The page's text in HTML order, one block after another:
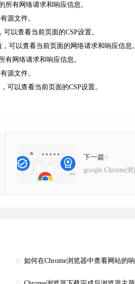
所有网络请求和响应信息。
源文件。
以查看当前页面的CSP设置。
可以查看当前页面的网络请求和响应信息。
有网络请求和响应信息。
源文件。
可以查看当前页面的CSP设置。
下一篇>
google Chrome
如何在Chrome浏览器中查看网站的